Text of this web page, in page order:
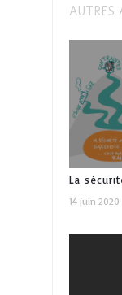
AUTRES
La
pour une
14 juin 2020